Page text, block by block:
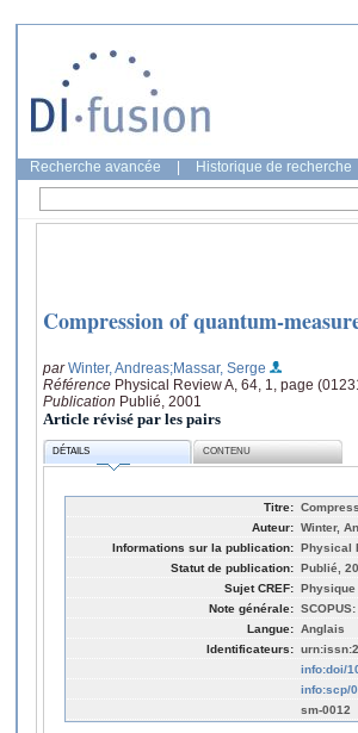
Recherche avancée Historique de recherche
Compression of quantum-
parWinter, Andreas;Massar, Serge
Référence Physical Review A, 64, 1, page
Publication Publié, 2001
Article révisé par les pairs
DÉTAILS CONTENU
Titre:
Auteur: Winter,
Informations sur la publication: Physical
Statut de publication: Publié,
Sujet CREF: Physique
Note générale: SCOPUS:
Langue: Anglais
Identificateurs:
info:doi/
info:scp/
sm-0012